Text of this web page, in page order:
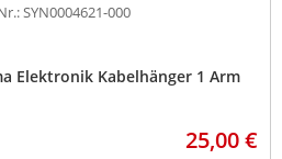
SYN0004621-000
Elektronik Kabelhänger 1 Arm
25,00 €